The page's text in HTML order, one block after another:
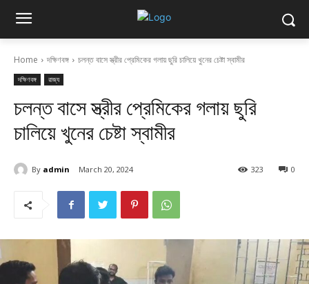
Home দক্ষিণবঙ্গ চলন্ত বাসে স্ত্রীর প্রেমিকের গলায় ছুরি চালিয়ে খুনের চেষ্টা স্বামীর
দক্ষিণবঙ্গ রাজ্য
চলন্ত বাসে স্ত্রীর প্রেমিকের গলায় ছুরি
চালিয়ে খুনের চেষ্টা স্বামীর
By admin March 20, 2024 0
323